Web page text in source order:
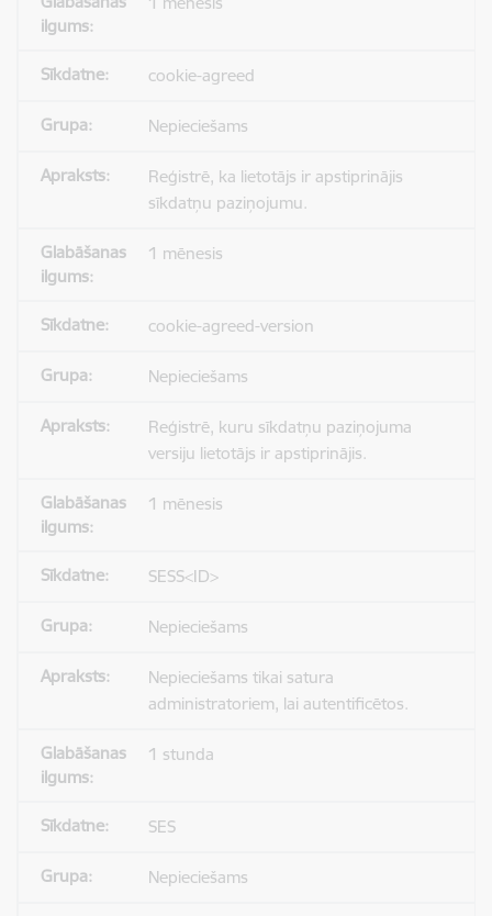
cookie-agreed
Nepieciešams
Reģistrē, ka lietotājs ir apstiprinājis
sīkdatņu paziņojumu.
1 mēnesis
cookie-agreed-version
Nepieciešams
Reģistrē, kuru sīkdatņu paziņojuma
versiju lietotājs ir apstiprinājis.
1 mēnesis
SESS<ID>
Nepieciešams
Nepieciešams tikai satura
administratoriem, lai autentificētos.
1 stunda
SES
Nepieciešams